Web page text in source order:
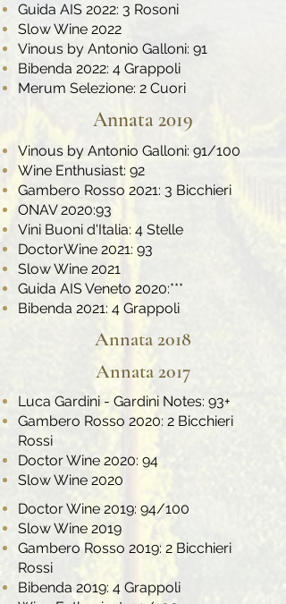
Guida AIS 2022: 3 Rosoni
Slow Wine 2022
Vinous by Antonio Galloni: 91
Bibenda 2022: 4 Grappoli
Merum Selezione: 2 Cuori
Annata 2019
Vinous by Antonio Galloni: 91/100
Wine Enthusiast: 92
Gambero Rosso 2021: 3 Bicchieri
ONAV 2020:93
Vini Buoni d'Italia: 4 Stelle
DoctorWine 2021: 93
Slow Wine 2021
Guida AIS Veneto 2020:***
Bibenda 2021: 4 Grappoli
Annata 2018
Annata 2017
Luca Gardini - Gardini Notes: 93+
Gambero Rosso 2020: 2 Bicchieri
Rossi
Doctor Wine 2020: 94
Slow Wine 2020
Doctor Wine 2019: 94/100
Slow Wine 2019
Gambero Rosso 2019: 2 Bicchieri
Rossi
Bibenda 2019: 4 Grappoli